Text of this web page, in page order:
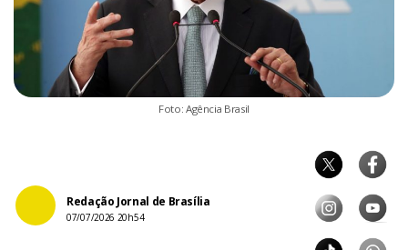
Foto: Agência Brasil
Redação Jornal de Brasília
07/07/2026 20h54